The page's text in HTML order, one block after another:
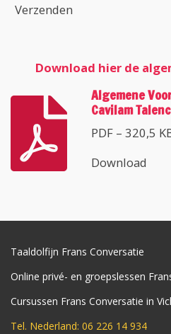
Verzenden
Download hier de
Algemene
Cavilam
PDF – 320,5
Download
Taaldolfijn Frans Conversatie
Online privé- en groepslessen
Cursussen Frans Conversatie in
Tel. Nederland: 06 226 14 934